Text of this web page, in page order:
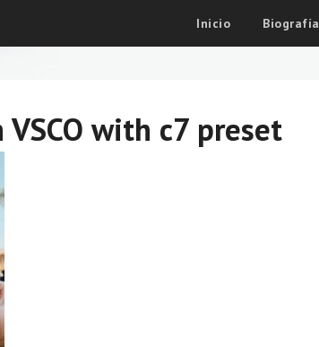
Inicio Biografía
with c7 preset